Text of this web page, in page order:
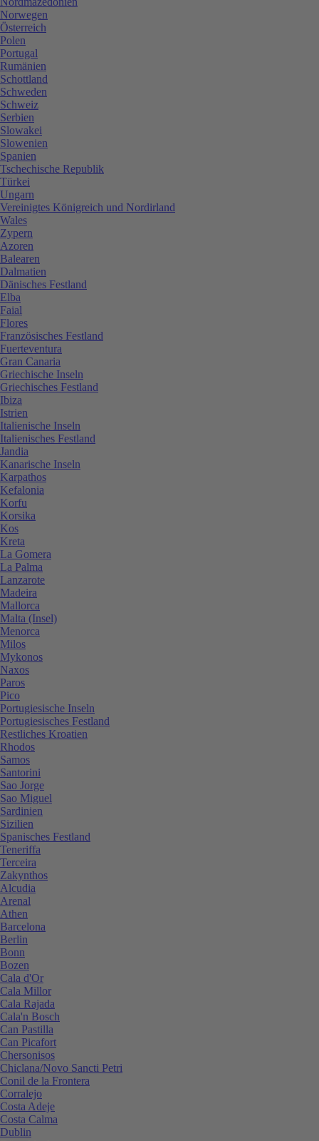
Norwegen
Österreich
Polen
Portugal
Rumänien
Schottland
Schweden
Schweiz
Serbien
Slowakei
Slowenien
Spanien
Tschechische Republik
Türkei
Ungarn
Vereinigtes Königreich und Nordirland
Wales
Zypern
Azoren
Balearen
Dalmatien
Dänisches Festland
Elba
Faial
Flores
Französisches Festland
Fuerteventura
Gran Canaria
Griechische Inseln
Griechisches Festland
Ibiza
Istrien
Italienische Inseln
Italienisches Festland
Jandia
Kanarische Inseln
Karpathos
Kefalonia
Korfu
Korsika
Kos
Kreta
La Gomera
La Palma
Lanzarote
Madeira
Mallorca
Malta (Insel)
Menorca
Milos
Mykonos
Naxos
Paros
Pico
Portugiesische Inseln
Portugiesisches Festland
Restliches Kroatien
Rhodos
Samos
Santorini
Sao Jorge
Sao Miguel
Sardinien
Sizilien
Spanisches Festland
Teneriffa
Terceira
Zakynthos
Alcudia
Arenal
Athen
Barcelona
Berlin
Bonn
Bozen
Cala d'Or
Cala Millor
Cala Rajada
Cala'n Bosch
Can Pastilla
Can Picafort
Chersonisos
Chiclana/Novo Sancti Petri
Conil de la Frontera
Corralejo
Costa Adeje
Costa Calma
Dublin